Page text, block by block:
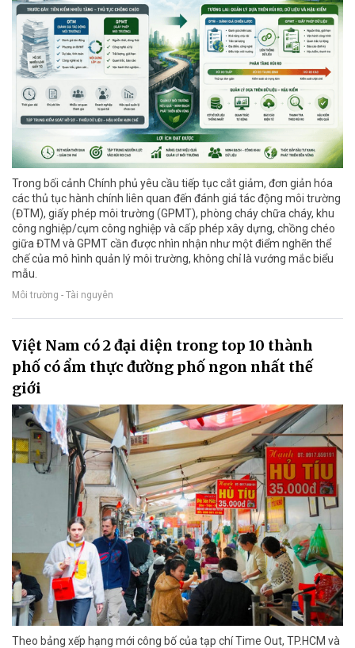
Trong bối cảnh Chính phủ yêu cầu tiếp tục cắt giảm, đơn giản hóa
các thủ tục hành chính liên quan đến đánh giá tác động môi trường
(ĐTM), giấy phép môi trường (GPMT), phòng cháy chữa cháy, khu
công nghiệp/cụm công nghiệp và cấp phép xây dựng, chồng chéo
giữa ĐTM và GPMT cần được nhìn nhận như một điểm nghẽn thể
chế của mô hình quản lý môi trường, không chỉ là vướng mắc biểu
mẫu.
Môi trường - Tài nguyên
Việt Nam có 2 đại diện trong top 10 thành
phố có ẩm thực đường phố ngon nhất thế
giới
Theo bảng xếp hạng mới công bố của tạp chí Time Out, TP.HCM và